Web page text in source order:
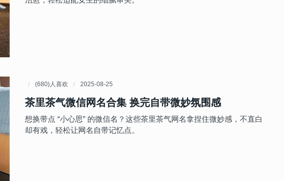
(680)人喜欢 2025-08-25
茶里茶气微信网名合集 换完自带微妙氛围感
想换带点 “小心思” 的微信名？这些茶里茶气网名拿捏住微妙感，不直白
却有戏，轻松让网名自带记忆点。